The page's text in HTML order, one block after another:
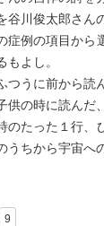
谷川俊太郎さん
症例の項目から
もよし。
つうに前から読
供の時に読んだ
のたった１行、
うちから宇宙へ
ら次へと驚き
9